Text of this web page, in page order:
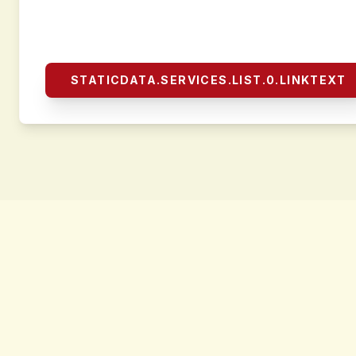
STATICDATA.SERVICES.LIST.0.LINKTEXT